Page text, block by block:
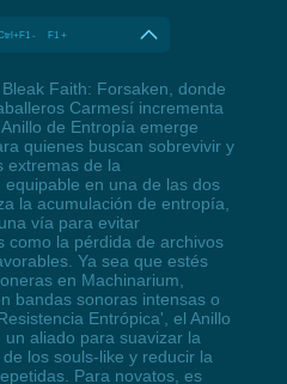
- F1 +
Faith: Forsaken, donde
Carmesí incrementa
de Entropía emerge
quienes buscan sobrevivir y
extremas de la
en una de las dos
la acumulación de entropía,
vía para evitar
como la pérdida de archivos
Ya sea que estés
en Machinarium,
bandas sonoras intensas o
Entrópica', el Anillo
aliado para suavizar la
los souls-like y reducir la
Para novatos, es